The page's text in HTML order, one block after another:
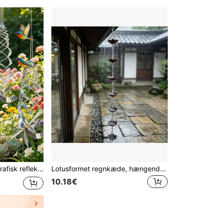
gård og frugtplantage, udendørs dekoration, forhindrer fugle i at nærme sig Lotusformet regnkæde, hængende regnvandsafløbskæde i metal med blomsterdesign, dekorativt hængende ornament til udendørs have og tagrende
10.18€